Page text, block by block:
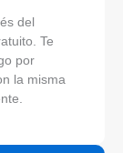
del
Te
por
la misma